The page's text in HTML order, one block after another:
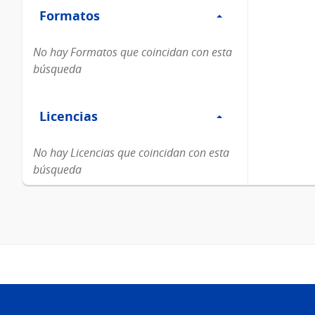
Formatos
Formatos
No hay Formatos que coincidan con esta
búsqueda
Licencias
Licencias
No hay Licencias que coincidan con esta
búsqueda